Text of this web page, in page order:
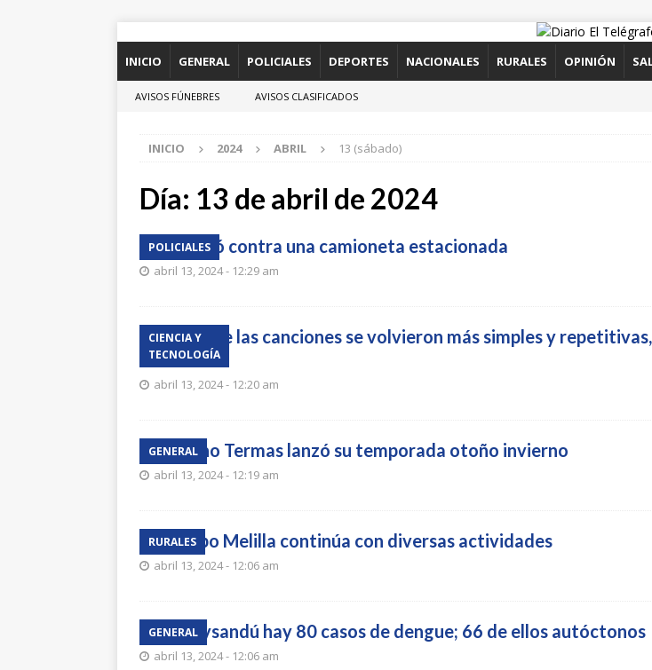
INICIO GENERAL POLICIALES DEPORTES NACIONALES RURALES OPINIÓN
AVISOS FÚNEBRES AVISOS CLASIFICADOS
INICIO 2024 ABRIL 13 (sábado)
Día: 13 de abril de 2024
POLICIALES
Impactó contra una camioneta estacionada
abril 13, 2024 - 12:29 am
CIENCIA Y
TECNOLOGÍA
Letras de las canciones se volvieron más simples y
estudio
abril 13, 2024 - 12:20 am
GENERAL
Destino Termas lanzó su temporada otoño invierno
abril 13, 2024 - 12:19 am
RURALES
La Expo Melilla continúa con diversas actividades
abril 13, 2024 - 12:06 am
GENERAL
En Paysandú hay 80 casos de dengue; 66 de ellos autóctonos
abril 13, 2024 - 12:06 am